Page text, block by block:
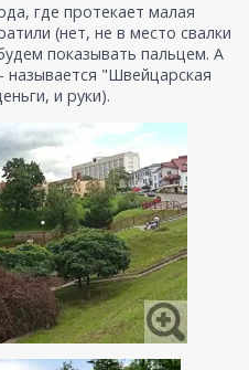
где протекает малая
(нет, не в место свалки
показывать пальцем. А
называется "Швейцарская
и руки).